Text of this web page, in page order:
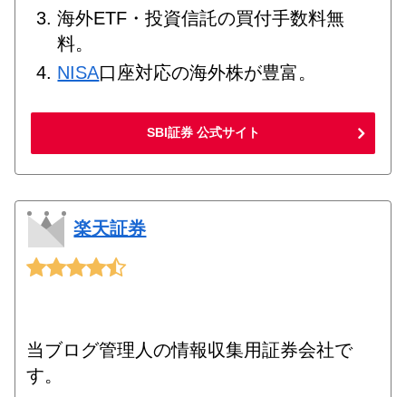
海外ETF・投資信託の買付手数料無
料。
NISA口座対応の海外株が豊富。
SBI証券 公式サイト
楽天証券
当ブログ管理人の情報収集用証券会社で
す。